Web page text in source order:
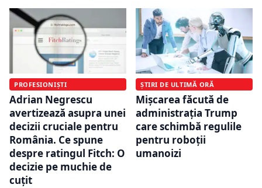
PROFESIONIȘTI
Adrian Negrescu
avertizează asupra unei
decizii cruciale pentru
România. Ce spune
despre ratingul Fitch: O
decizie pe muchie de
cuțit
ȘTIRI DE ULTIMĂ ORĂ
Mișcarea făcută de
administrația Trump
care schimbă regulile
pentru roboții
umanoizi